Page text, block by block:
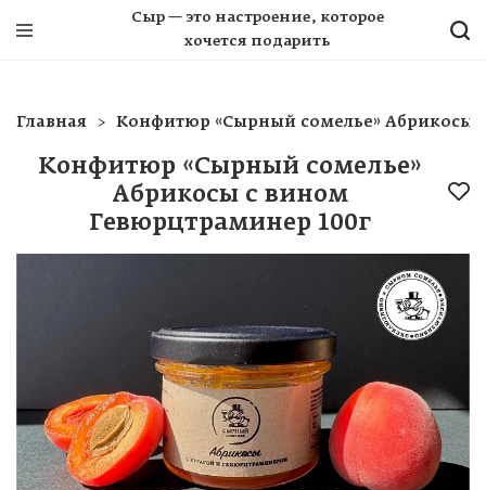
Сыр — это настроение, которое
хочется подарить
Главная Конфитюр «Сырный сомелье» Абрикосы
Конфитюр «Сырный сомелье»
Абрикосы с вином
Гевюрцтраминер 100г